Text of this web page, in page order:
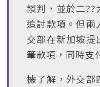
談判，並於二
追討款項。但兩
交部在新加坡提
筆款項，同時支
據了解，外交部